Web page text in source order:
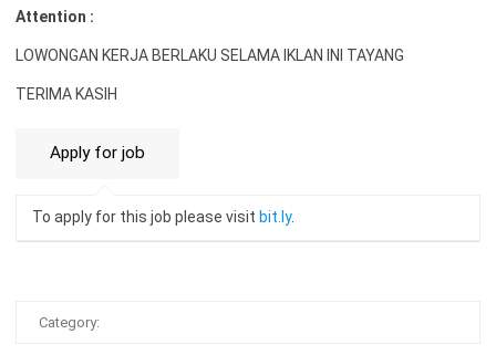
Attention :
LOWONGAN KERJA BERLAKU SELAMA IKLAN INI TAYANG
TERIMA KASIH
To apply for this job please visit bit.ly.
Category: